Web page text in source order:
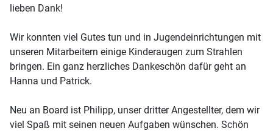
lieben Dank!
Wir konnten viel Gutes tun und in Jugendeinrichtungen mit
unseren Mitarbeitern einige Kinderaugen zum Strahlen
bringen. Ein ganz herzliches Dankeschön dafür geht an
Hanna und Patrick.
Neu an Board ist Philipp, unser dritter Angestellter, dem wir
viel Spaß mit seinen neuen Aufgaben wünschen. Schön